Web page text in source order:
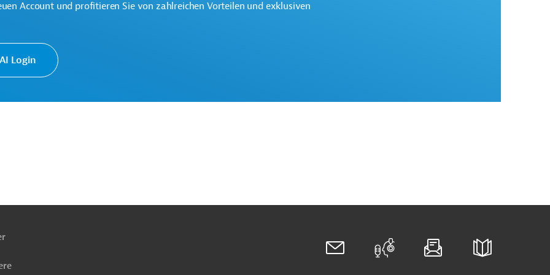
Account und profitieren Sie von zahlreichen Vorteilen und exklusiven
Login